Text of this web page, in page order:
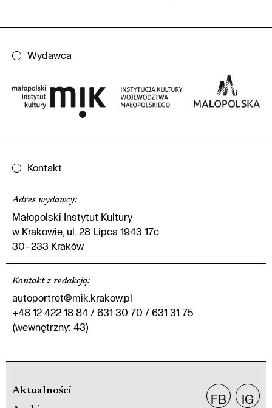
Wydawca
Kontakt
Adres wydawcy:
Małopolski Instytut Kultury
w Krakowie, ul. 28 Lipca 1943 17c
30–233 Kraków
Kontakt z redakcją:
autoportret@mik.krakow.pl
+48 12 422 18 84 / 631 30 70 / 631 31 75
(wewnętrzny: 43)
Aktualności
FB IG